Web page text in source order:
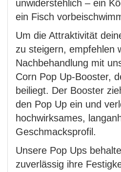
unwiderstehlich – ein
ein Fisch
Um die Attraktivität
zu steigern, empfehlen
Nachbehandlung mit
Corn Pop Up-Booster,
beiliegt. Der Booster
den Pop Up ein und
hochwirksames,
Geschmacksprofil.
Unsere Pop Ups
zuverlässig ihre